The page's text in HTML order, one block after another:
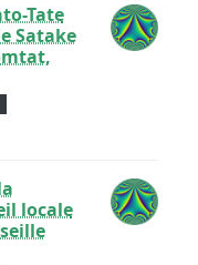
Tate
Satake
locale